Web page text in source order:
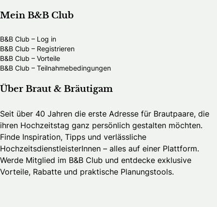
Mein B&B Club
B&B Club – Log in
B&B Club – Registrieren
B&B Club – Vorteile
B&B Club – Teilnahmebedingungen
Über Braut & Bräutigam
Seit über 40 Jahren die erste Adresse für Brautpaare, die
ihren Hochzeitstag ganz persönlich gestalten möchten.
Finde Inspiration, Tipps und verlässliche
HochzeitsdienstleisterInnen – alles auf einer Plattform.
Werde Mitglied im B&B Club und entdecke exklusive
Vorteile, Rabatte und praktische Planungstools.